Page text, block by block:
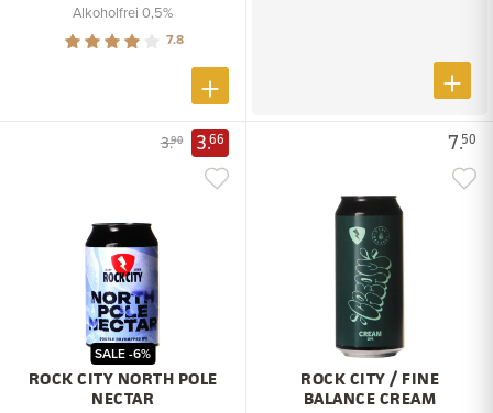
Alkoholfrei 0,5%
7.8
3.90 3.66
ROCK CITY NORTH POLE
NECTAR
SALE -6%
7.50
ROCK CITY / FINE
BALANCE CREAM